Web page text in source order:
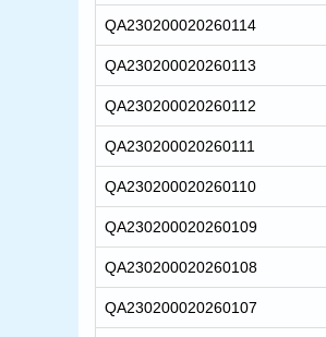
QA230200020260114
QA230200020260113
QA230200020260112
QA230200020260111
QA230200020260110
QA230200020260109
QA230200020260108
QA230200020260107